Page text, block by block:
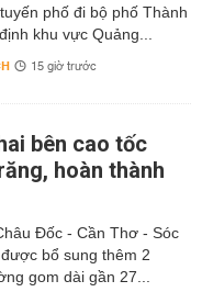
phố đi bộ phố Thành
khu vực Quảng...
15 giờ trước
bên cao tốc
hoàn thành
Đốc - Cần Thơ - Sóc
bổ sung thêm 2
gom dài gần 27...